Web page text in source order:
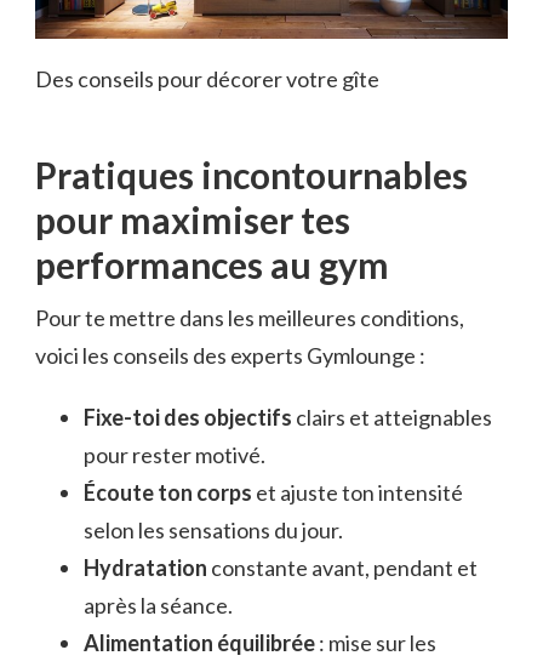
Des conseils pour décorer votre gîte
Pratiques incontournables
pour maximiser tes
performances au gym
Pour te mettre dans les meilleures conditions,
voici les conseils des experts Gymlounge :
Fixe-toi des objectifs clairs et atteignables
pour rester motivé.
Écoute ton corps et ajuste ton intensité
selon les sensations du jour.
Hydratation constante avant, pendant et
après la séance.
Alimentation équilibrée: mise sur les